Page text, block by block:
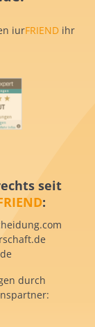
iurFRIEND ihr
seit
:
durch